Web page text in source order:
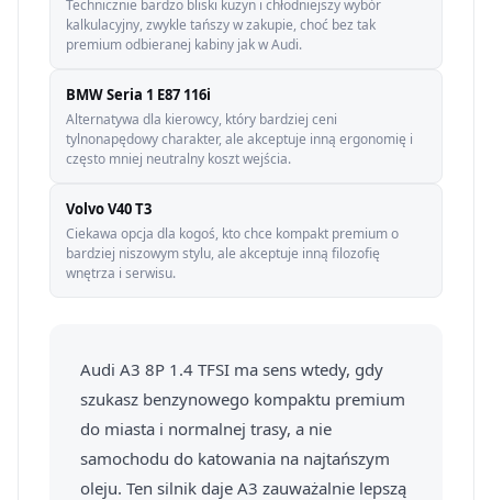
Technicznie bardzo bliski kuzyn i chłodniejszy wybór
kalkulacyjny, zwykle tańszy w zakupie, choć bez tak
premium odbieranej kabiny jak w Audi.
BMW Seria 1 E87 116i
Alternatywa dla kierowcy, który bardziej ceni
tylnonapędowy charakter, ale akceptuje inną ergonomię i
często mniej neutralny koszt wejścia.
Volvo V40 T3
Ciekawa opcja dla kogoś, kto chce kompakt premium o
bardziej niszowym stylu, ale akceptuje inną filozofię
wnętrza i serwisu.
Audi A3 8P 1.4 TFSI ma sens wtedy, gdy
szukasz benzynowego kompaktu premium
do miasta i normalnej trasy, a nie
samochodu do katowania na najtańszym
oleju. Ten silnik daje A3 zauważalnie lepszą